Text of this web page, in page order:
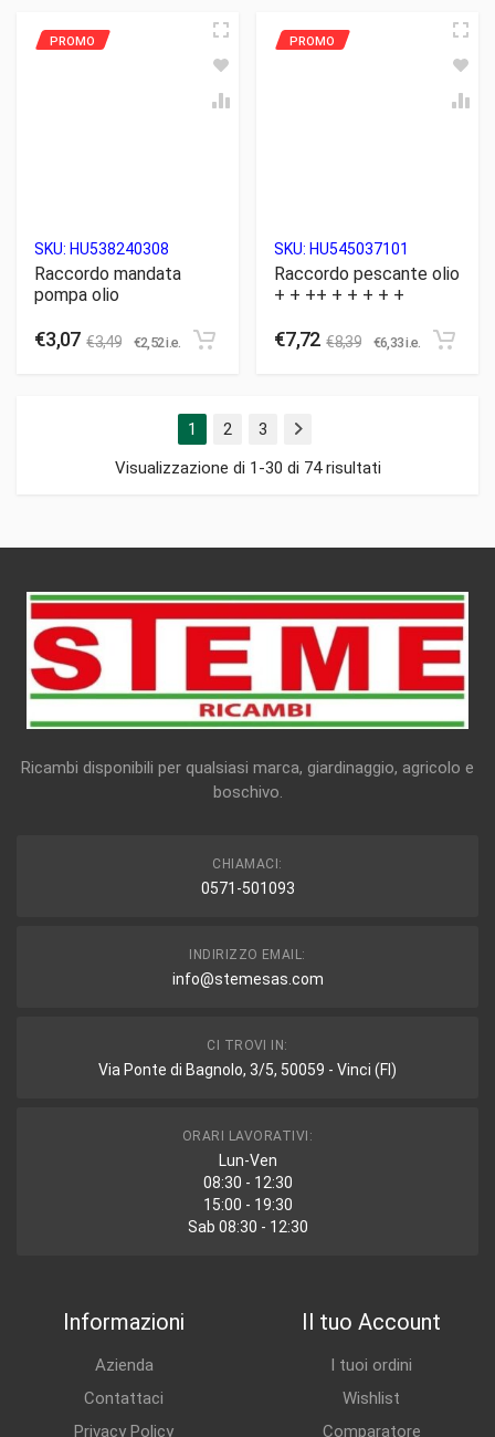
SKU: HU538240308
Raccordo mandata
pompa olio
€3,07 €3,49 €2,52i.e.
SKU: HU545037101
Raccordo pescante olio
+ + ++ + + + + +
€7,72 €8,39 €6,33i.e.
1 2 3
Successivo
Visualizzazione di 1-30 di 74 risultati
Ricambi disponibili per qualsiasi marca, giardinaggio, agricolo e
boschivo.
CHIAMACI:
0571-501093
INDIRIZZO EMAIL:
info@stemesas.com
CI TROVI IN:
Via Ponte di Bagnolo, 3/5, 50059 - Vinci (FI)
ORARI LAVORATIVI:
Lun-Ven
08:30 - 12:30
15:00 - 19:30
Sab 08:30 - 12:30
Informazioni
Azienda
Contattaci
Privacy Policy
Il tuo Account
I tuoi ordini
Wishlist
Comparatore